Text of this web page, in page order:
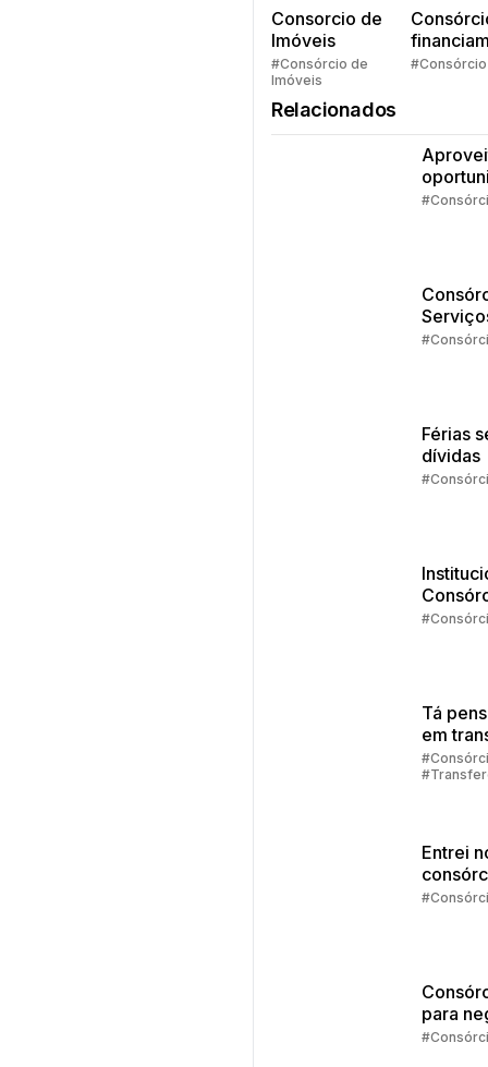
Consorcio de
Imóveis
#Consórcio de
Imóveis
Quem
#Consórcio
Relacionados
da
Férias
dívidas
Tá
em
sua
Entrei
agora?
para